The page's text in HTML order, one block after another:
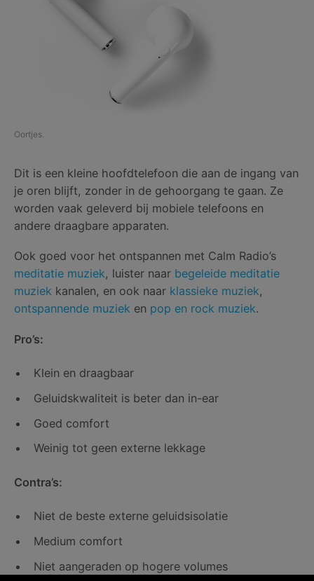
Oortjes.
Dit is een kleine hoofdtelefoon die aan de ingang van
je oren blijft, zonder in de gehoorgang te gaan. Ze
worden vaak geleverd bij mobiele telefoons en
andere draagbare apparaten.
Ook goed voor het ontspannen met Calm Radio’s
meditatie muziek, luister naar begeleide meditatie
muziek kanalen, en ook naar klassieke muziek,
ontspannende muziek en pop en rock muziek.
Pro’s:
Klein en draagbaar
Geluidskwaliteit is beter dan in-ear
Goed comfort
Weinig tot geen externe lekkage
Contra’s:
Niet de beste externe geluidsisolatie
Medium comfort
Niet aangeraden op hogere volumes